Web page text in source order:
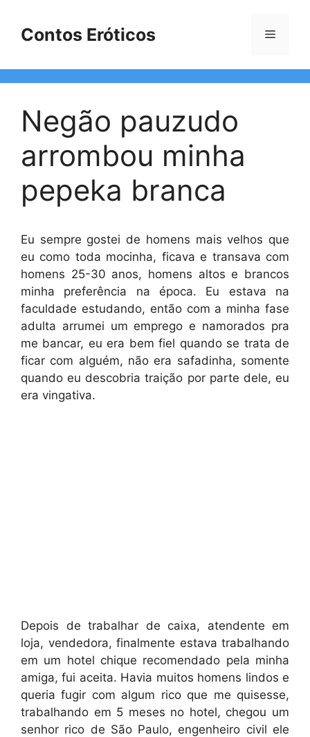
Contos Eróticos Menu
Negão pauzudo
arrombou minha
pepeka branca
Eu sempre gostei de homens mais velhos que
eu como toda mocinha, ficava e transava com
homens 25-30 anos, homens altos e brancos
minha preferência na época. Eu estava na
faculdade estudando, então com a minha fase
adulta arrumei um emprego e namorados pra
me bancar, eu era bem fiel quando se trata de
ficar com alguém, não era safadinha, somente
quando eu descobria traição por parte dele, eu
era vingativa.
Depois de trabalhar de caixa, atendente em
loja, vendedora, finalmente estava trabalhando
em um hotel chique recomendado pela minha
amiga, fui aceita. Havia muitos homens lindos e
queria fugir com algum rico que me quisesse,
trabalhando em 5 meses no hotel, chegou um
senhor rico de São Paulo, engenheiro civil ele